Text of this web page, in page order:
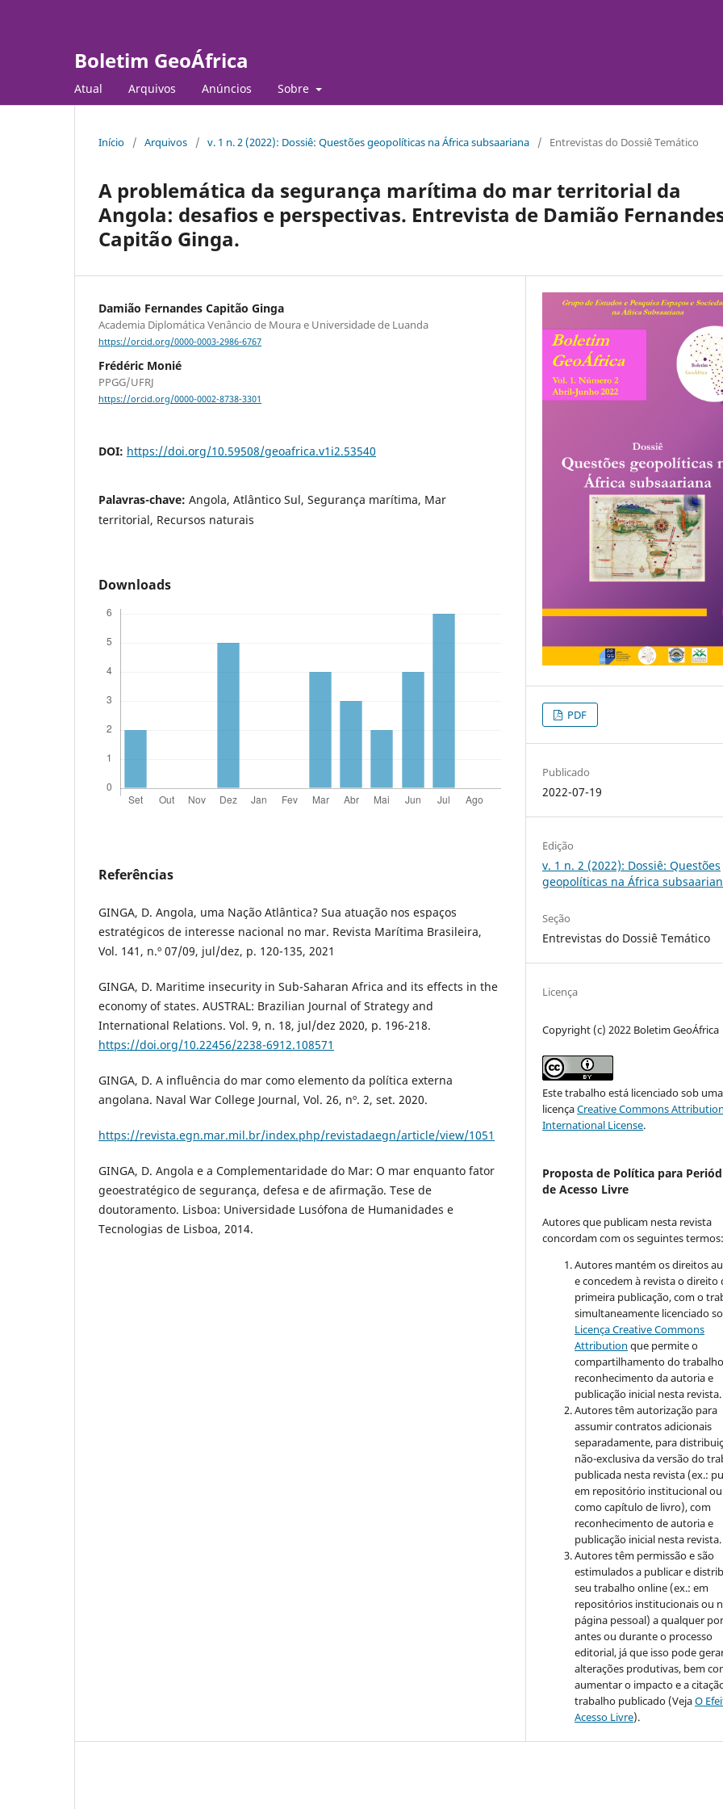
Boletim GeoÁfrica
Atual Arquivos Anúncios Sobre
Início / Arquivos / v. 1 n. 2 (2022): Dossiê: Questões geopolíticas na África subsaariana / Entrevistas do Dossiê Temático
A problemática da segurança marítima do mar territorial da
Angola: desafios e perspectivas. Entrevista de Damião
Capitão Ginga.
Damião Fernandes Capitão Ginga
Academia Diplomática Venâncio de Moura e Universidade de Luanda
https://orcid.org/0000-0003-2986-6767
Frédéric Monié
PPGG/UFRJ
https://orcid.org/0000-0002-8738-3301
DOI: https://doi.org/10.59508/geoafrica.v1i2.53540
Palavras-chave: Angola, Atlântico Sul, Segurança marítima, Mar
territorial, Recursos naturais
Downloads
Referências
GINGA, D. Angola, uma Nação Atlântica? Sua atuação nos espaços
estratégicos de interesse nacional no mar. Revista Marítima Brasileira,
Vol. 141, n.º 07/09, jul/dez, p. 120-135, 2021
GINGA, D. Maritime insecurity in Sub-Saharan Africa and its effects in the
economy of states. AUSTRAL: Brazilian Journal of Strategy and
International Relations. Vol. 9, n. 18, jul/dez 2020, p. 196-218.
https://doi.org/10.22456/2238-6912.108571
GINGA, D. A influência do mar como elemento da política externa
angolana. Naval War College Journal, Vol. 26, nº. 2, set. 2020.
https://revista.egn.mar.mil.br/index.php/revistadaegn/article/view/1051
GINGA, D. Angola e a Complementaridade do Mar: O mar enquanto fator
geoestratégico de segurança, defesa e de afirmação. Tese de
doutoramento. Lisboa: Universidade Lusófona de Humanidades e
Tecnologias de Lisboa, 2014.
PDF
Publicado
2022-07-19
Edição
v. 1 n. 2 (2022): Dossiê: Questões
geopolíticas na África
Seção
Entrevistas do Dossiê Temático
Licença
Copyright (c) 2022 Boletim GeoÁfrica
Este trabalho está licenciado sob uma
licençaCreative Commons
International License.
Proposta de Política para
de Acesso Livre
Autores que publicam nesta revista
concordam com os seguintes
Autores mantém os direitos
e concedem à revista o direito
primeira publicação, com o
simultaneamente licenciado
Licença Creative Commons
Attribution que permite o
compartilhamento do
reconhecimento da autoria e
publicação inicial nesta revista.
Autores têm autorização para
assumir contratos adicionais
separadamente, para
não-exclusiva da versão do
publicada nesta revista (ex.:
em repositório institucional ou
como capítulo de livro), com
reconhecimento de autoria e
publicação inicial nesta revista.
Autores têm permissão e são
estimulados a publicar e
seu trabalho online (ex.: em
repositórios institucionais ou
página pessoal) a qualquer
antes ou durante o processo
editorial, já que isso pode
alterações produtivas, bem
aumentar o impacto e a
trabalho publicado (VejaO
Acesso Livre).